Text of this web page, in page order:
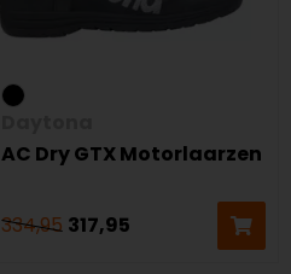
AC Dry GTX Motorlaarzen
334,95 317,95